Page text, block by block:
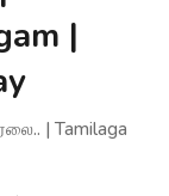
|
| Tamilaga